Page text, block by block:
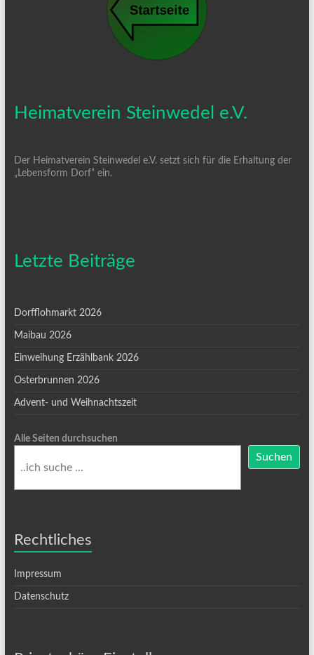
Heimatverein Steinwedel e.V.
Der Heimatverein Steinwedel e.V. setzt sich für die Erhaltung der
„Lebensform Dorf“ ein.
Letzte Beiträge
Dorfflohmarkt 2026
Maibau 2026
Einweihung Erzählbank 2026
Osterbrunnen 2026
Advent- und Weihnachtszeit
Alle Seiten durchsuchen
Suchen
Rechtliches
Impressum
Datenschutz